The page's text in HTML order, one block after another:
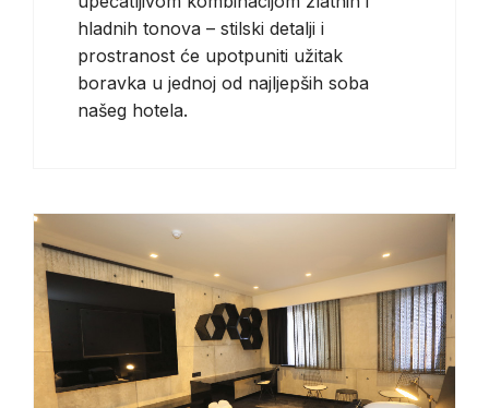
hladnih tonova – stilski detalji i
prostranost će upotpuniti užitak
boravka u jednoj od najljepših soba
našeg hotela.